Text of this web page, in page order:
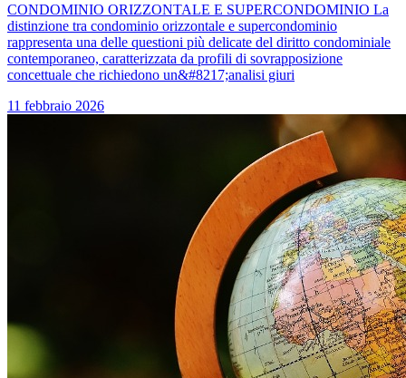
CONDOMINIO ORIZZONTALE E SUPERCONDOMINIO La
distinzione tra condominio orizzontale e supercondominio
rappresenta una delle questioni più delicate del diritto condominiale
contemporaneo, caratterizzata da profili di sovrapposizione
concettuale che richiedono un&#8217;analisi giuri
11 febbraio 2026